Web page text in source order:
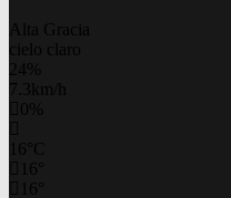
Alta Gracia
cielo claro
24%
7.3km/h
0%
16 C
16
16